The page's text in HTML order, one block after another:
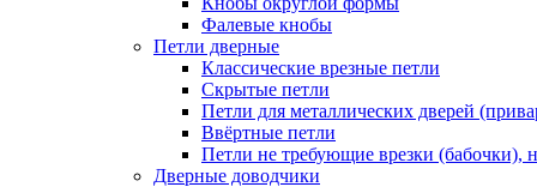
Фалевые кнобы
Петли дверные
Классические врезные петли
Скрытые петли
Петли для металлических дверей
Ввёртные петли
Петли не требующие врезки (бабочки),
Дверные доводчики